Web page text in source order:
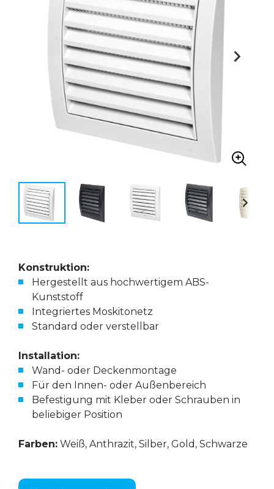
Konstruktion:
Hergestellt aus hochwertigem ABS-
Kunststoff
Integriertes Moskitonetz
Standard oder verstellbar
Installation:
Wand- oder Deckenmontage
Für den Innen- oder Außenbereich
Befestigung mit Kleber oder Schrauben in
beliebiger Position
Farben: Weiß, Anthrazit, Silber, Gold, Schwarze